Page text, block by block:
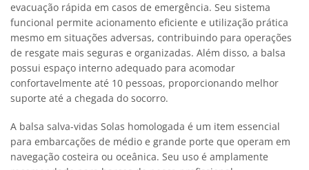
evacuação rápida em casos de emergência. Seu sistema
funcional permite acionamento eficiente e utilização prática
mesmo em situações adversas, contribuindo para operações
de resgate mais seguras e organizadas. Além disso, a balsa
possui espaço interno adequado para acomodar
confortavelmente até 10 pessoas, proporcionando melhor
suporte até a chegada do socorro.
A balsa salva-vidas Solas homologada é um item essencial
para embarcações de médio e grande porte que operam em
navegação costeira ou oceânica. Seu uso é amplamente